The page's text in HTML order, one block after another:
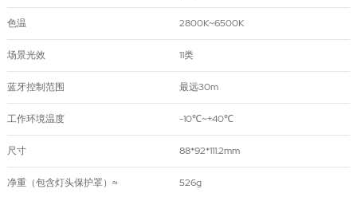
色温 2800K~6500K
场景光效 11类
蓝牙控制范围 最远30m
工作环境温度 -10℃~+40℃
尺寸 88*92*111.2mm
净重（包含灯头保护罩）≈ 526g